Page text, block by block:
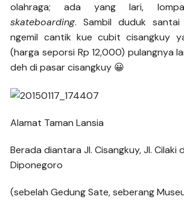
olahraga; ada yang lari,
skateboarding. Sambil duduk
ngemil cantik kue cubit cisangkuy
(harga seporsi Rp 12,000) pulangnya
deh di pasar cisangkuy 😀
Alamat Taman Lansia
Berada diantara Jl. Cisangkuy, Jl. Cilaki
Diponegoro
(sebelah Gedung Sate, seberang